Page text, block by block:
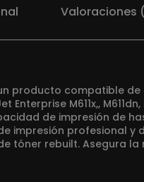
Valoraciones
producto compatible
M611x,, M611dn,
de impresión
impresión profesional
tóner rebuilt. Asegura